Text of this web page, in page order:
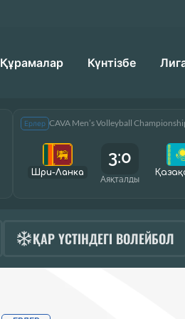
Құрамалар Күнтізбе
Ерлер CAVA Men’s Volleyball
Шри-Ланка
3:0
Аяқталды
ҚАР ҮСТІНДЕГІ ВОЛЕЙБОЛ